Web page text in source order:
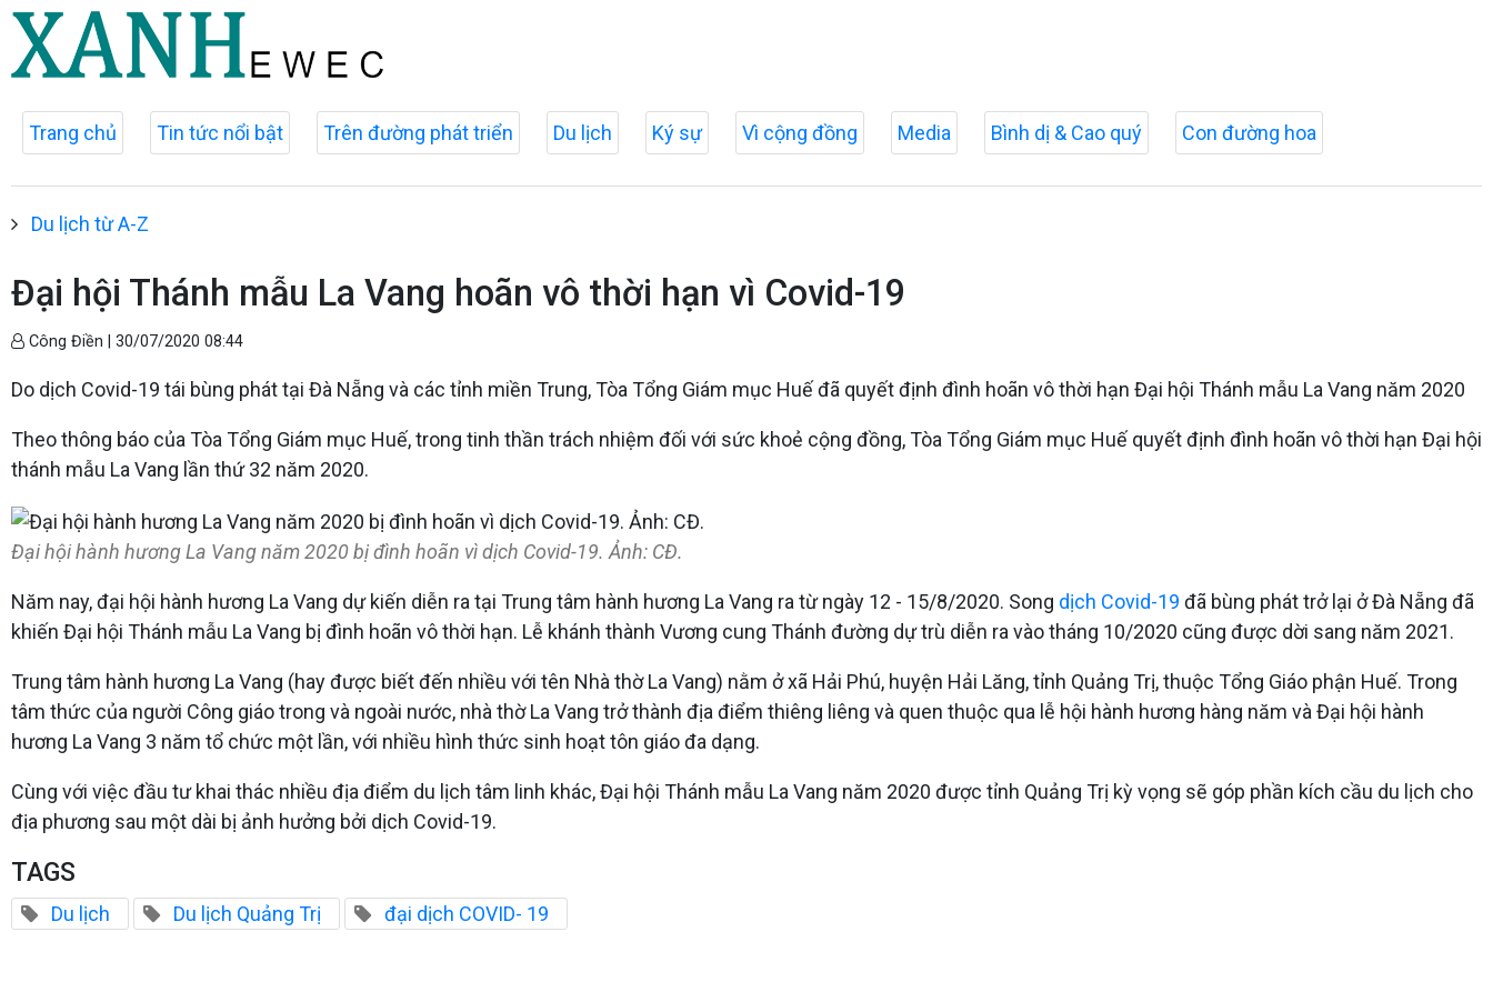
Trang chủ Tin tức nổi bật Trên đường phát triển Du lịch Ký sự Vì cộng đồng Media Bình dị & Cao quý Con đường hoa
Du lịch từ A-Z
Đại hội Thánh mẫu La Vang hoãn vô thời hạn vì Covid-19
Công Điền | 30/07/2020 08:44
Do dịch Covid-19 tái bùng phát tại Đà Nẵng và các tỉnh miền Trung, Tòa Tổng Giám mục Huế đã quyết định đình hoãn vô thời hạn Đại hội Thánh mẫu La Vang năm 2020
Theo thông báo của Tòa Tổng Giám mục Huế, trong tinh thần trách nhiệm đối với sức khoẻ cộng đồng, Tòa Tổng Giám mục Huế quyết định đình hoãn vô thời hạn Đại hội
thánh mẫu La Vang lần thứ 32 năm 2020.
Đại hội hành hương La Vang năm 2020 bị đình hoãn vì dịch Covid-19. Ảnh: CĐ.
Năm nay, đại hội hành hương La Vang dự kiến diễn ra tại Trung tâm hành hương La Vang ra từ ngày 12 - 15/8/2020. Song dịch Covid-19 đã bùng phát trở lại ở Đà Nẵng đã
khiến Đại hội Thánh mẫu La Vang bị đình hoãn vô thời hạn. Lễ khánh thành Vương cung Thánh đường dự trù diễn ra vào tháng 10/2020 cũng được dời sang năm 2021.
Trung tâm hành hương La Vang (hay được biết đến nhiều với tên Nhà thờ La Vang) nằm ở xã Hải Phú, huyện Hải Lăng, tỉnh Quảng Trị, thuộc Tổng Giáo phận Huế. Trong
tâm thức của người Công giáo trong và ngoài nước, nhà thờ La Vang trở thành địa điểm thiêng liêng và quen thuộc qua lễ hội hành hương hàng năm và Đại hội hành
hương La Vang 3 năm tổ chức một lần, với nhiều hình thức sinh hoạt tôn giáo đa dạng.
Cùng với việc đầu tư khai thác nhiều địa điểm du lịch tâm linh khác, Đại hội Thánh mẫu La Vang năm 2020 được tỉnh Quảng Trị kỳ vọng sẽ góp phần kích cầu du lịch cho
địa phương sau một dài bị ảnh hưởng bởi dịch Covid-19.
TAGS
Du lịch Du lịch Quảng Trị đại dịch COVID- 19